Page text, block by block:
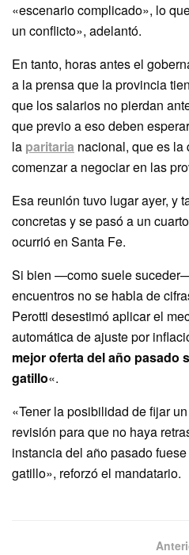
«escenario complicado», lo
un conflicto», adelantó.
En tanto, horas antes el
a la prensa que la provincia
que los salarios no pierdan
que previo a eso deben
la paritaria nacional, que es la
comenzar a negociar en las
Esa reunión tuvo lugar ayer, y
concretas y se pasó a un
ocurrió en Santa Fe.
Si bien —como suele
encuentros no se habla de
Perotti desestimó aplicar el
automática de ajuste por
mejor oferta del año pasado
gatillo«.
«Tener la posibilidad de fijar
revisión para que no haya
instancia del año pasado
gatillo», reforzó el mandatario.